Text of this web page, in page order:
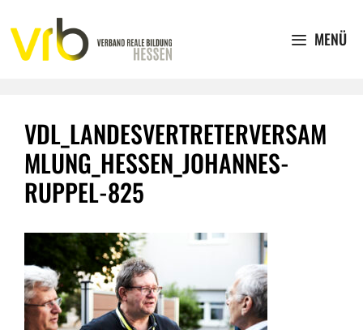
Inhalt
springen
MENÜ
VDL_LANDESVERTRETERVERSAM
MLUNG_HESSEN_JOHANNES-
RUPPEL-825